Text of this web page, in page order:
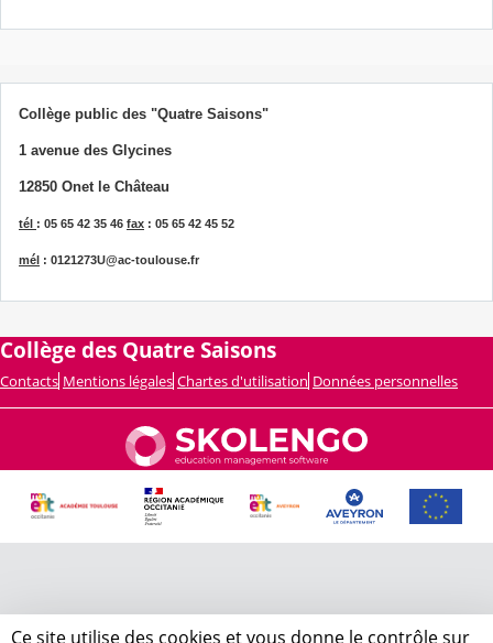
Collège public des "Quatre Saisons"
1 avenue des Glycines
12850 Onet le Château
tél : 05 65 42 35 46 fax : 05 65 42 45 52
mél : 0121273U@ac-toulouse.fr
Collège des Quatre Saisons
Contacts Mentions légales Chartes d'utilisation Données personnelles
Ce site utilise des cookies et vous donne le contrôle sur